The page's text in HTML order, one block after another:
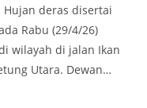
Hujan deras disertai
Rabu (29/4/26)
wilayah di jalan Ikan
Utara. Dewan…